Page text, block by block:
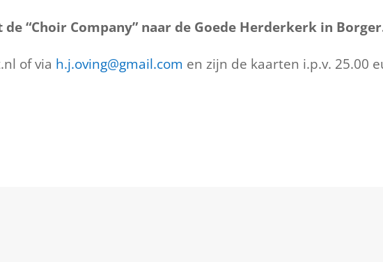
“Choir Company” naar de Goede Herderkerk in
of via h.j.oving@gmail.com en zijn de kaarten i.p.v. 25.00